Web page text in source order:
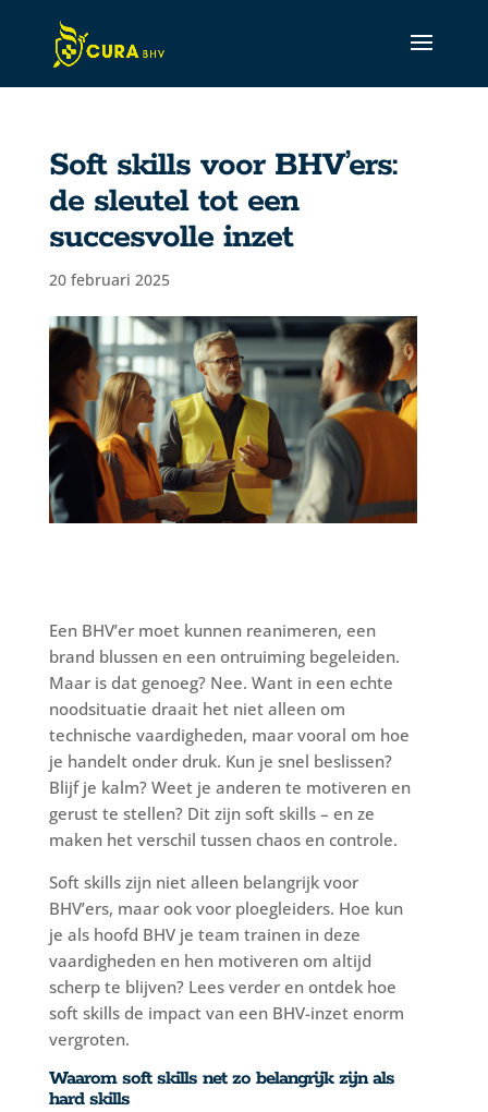
Soft skills voor BHV’ers:
de sleutel tot een
succesvolle inzet
20 februari 2025
Een BHV’er moet kunnen reanimeren, een
brand blussen en een ontruiming begeleiden.
Maar is dat genoeg? Nee. Want in een echte
noodsituatie draait het niet alleen om
technische vaardigheden, maar vooral om hoe
je handelt onder druk. Kun je snel beslissen?
Blijf je kalm? Weet je anderen te motiveren en
gerust te stellen? Dit zijn soft skills – en ze
maken het verschil tussen chaos en controle.
Soft skills zijn niet alleen belangrijk voor
BHV’ers, maar ook voor ploegleiders. Hoe kun
je als hoofd BHV je team trainen in deze
vaardigheden en hen motiveren om altijd
scherp te blijven? Lees verder en ontdek hoe
soft skills de impact van een BHV-inzet enorm
vergroten.
Waarom soft skills net zo belangrijk zijn als
hard skills
CURA Assistant
Active